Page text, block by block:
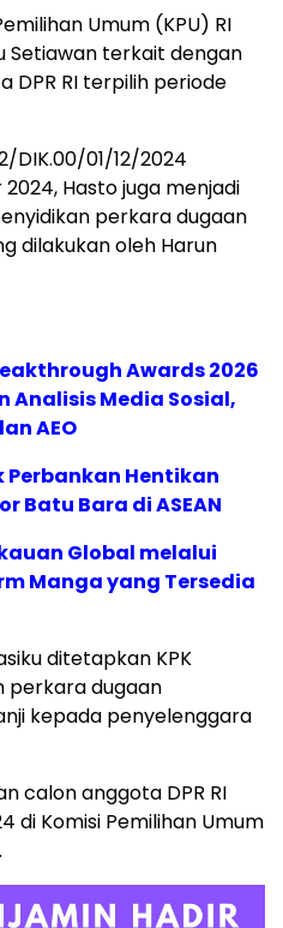
Umum (KPU) RI
Setiawan terkait dengan
DPR RI terpilih periode
DIK.00/01/12/2024
Hasto juga menjadi
perkara dugaan
dilakukan oleh Harun
Awards 2026
Analisis Media Sosial,
AEO
Perbankan Hentikan
Batu Bara di ASEAN
Global melalui
Manga yang Tersedia
ditetapkan KPK
perkara dugaan
kepada penyelenggara
calon anggota DPR RI
di Komisi Pemilihan Umum